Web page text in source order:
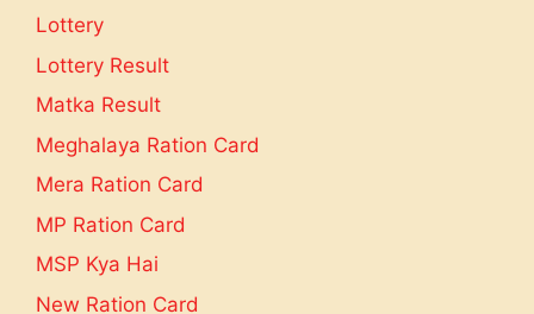
Lottery
Lottery Result
Matka Result
Meghalaya Ration Card
Mera Ration Card
MP Ration Card
MSP Kya Hai
New Ration Card